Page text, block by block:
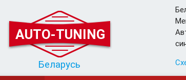
AUTO-TUNING
Беларусь